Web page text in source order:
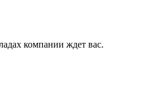
компании ждет вас.